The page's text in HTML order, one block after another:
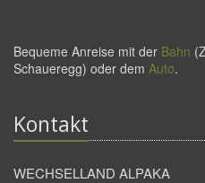
Bequeme Anreise mit der Bahn
Schaueregg) oder dem Auto.
Kontakt
WECHSELLAND ALPAKA